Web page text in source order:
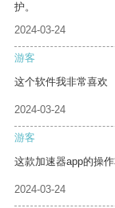
护。
2024-03-24
游客
这个软件我非常喜欢
2024-03-24
游客
这款加速器app的操
2024-03-24